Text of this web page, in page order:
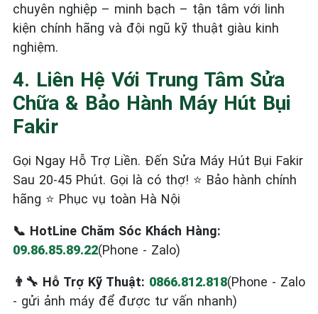
chuyên nghiệp – minh bạch – tận tâm với linh
kiện chính hãng và đội ngũ kỹ thuật giàu kinh
nghiệm.
4. Liên Hệ Với Trung Tâm Sửa
Chữa & Bảo Hành Máy Hút Bụi
Fakir
Gọi Ngay Hỗ Trợ Liền. Đến Sửa Máy Hút Bụi Fakir
Sau 20-45 Phút. Gọi là có thợ! ⭐ Bảo hành chính
hãng ⭐ Phục vụ toàn Hà Nội
📞 HotLine Chăm Sóc Khách Hàng:
09.86.85.89.22(Phone - Zalo)
👨‍🔧 Hỗ Trợ Kỹ Thuật: 0866.812.818(Phone - Zalo
- gửi ảnh máy để được tư vấn nhanh)